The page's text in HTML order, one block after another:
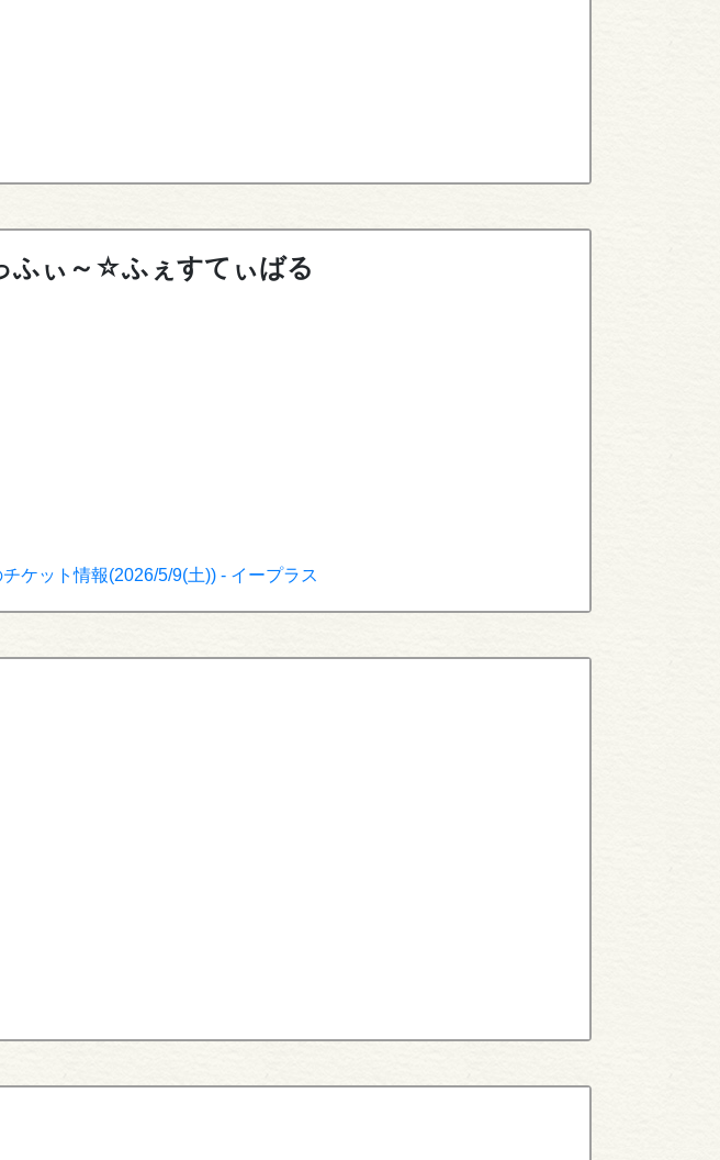
ふぃ～☆ふぇすてぃばる
ケット情報(2026/5/9(土)) - イープラス